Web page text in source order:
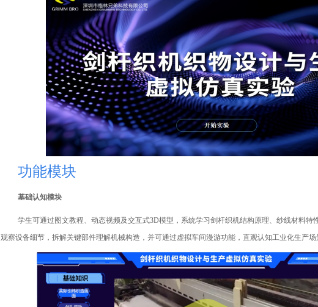
功能模块
基础认知模块
学生可通过图文教程、动态视频及交互式3D模型，系统学习剑杆织机结构原理、纱线材料特
观察设备细节，拆解关键部件理解机械构造，并可通过虚拟车间漫游功能，直观认知工业化生产场